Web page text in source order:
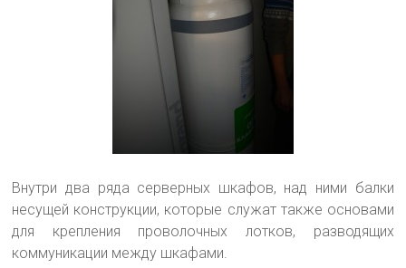
Внутри два ряда серверных шкафов, над ними балки
несущей конструкции, которые служат также основами
для крепления проволочных лотков, разводящих
коммуникации между шкафами.